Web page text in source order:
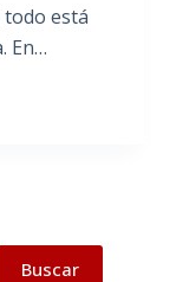
todo está
En…
Buscar